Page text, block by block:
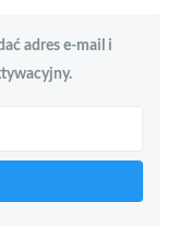
adres e-mail i